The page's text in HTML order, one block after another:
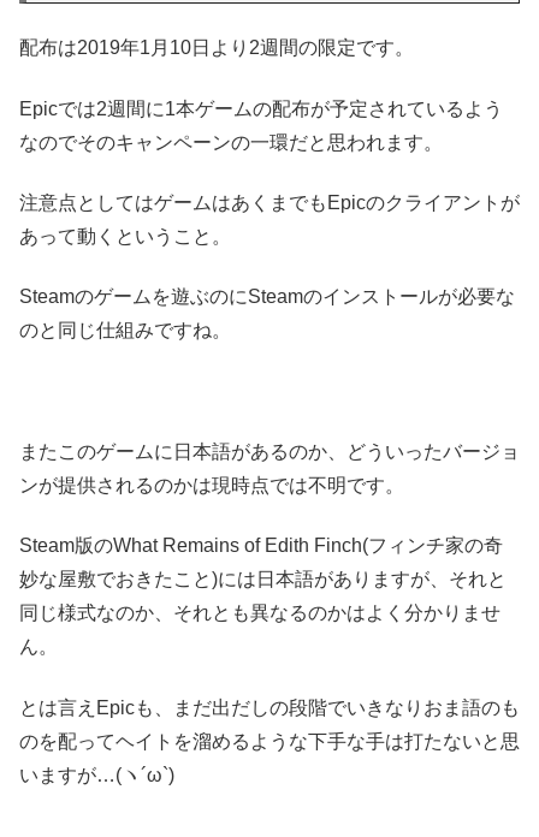
配布は2019年1月10日より2週間の限定です。
Epicでは2週間に1本ゲームの配布が予定されているよう
なのでそのキャンペーンの一環だと思われます。
注意点としてはゲームはあくまでもEpicのクライアントが
あって動くということ。
Steamのゲームを遊ぶのにSteamのインストールが必要な
のと同じ仕組みですね。
またこのゲームに日本語があるのか、どういったバージョ
ンが提供されるのかは現時点では不明です。
Steam版のWhat Remains of Edith Finch(フィンチ家の奇
妙な屋敷でおきたこと)には日本語がありますが、それと
同じ様式なのか、それとも異なるのかはよく分かりませ
ん。
とは言えEpicも、まだ出だしの段階でいきなりおま語のも
のを配ってヘイトを溜めるような下手な手は打たないと思
いますが…(ヽ´ω`)